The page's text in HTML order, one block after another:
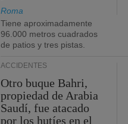
Roma
Tiene aproximadamente
96.000 metros cuadrados
de patios y tres pistas.
ACCIDENTES
Otro buque Bahri,
propiedad de Arabia
Saudí, fue atacado
por los hutíes en el